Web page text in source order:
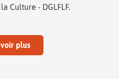
Culture - DGLFLF.
plus